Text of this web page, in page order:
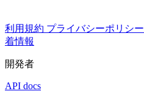
利用規約 プライバシーポリシー
着情報
開発者
API docs